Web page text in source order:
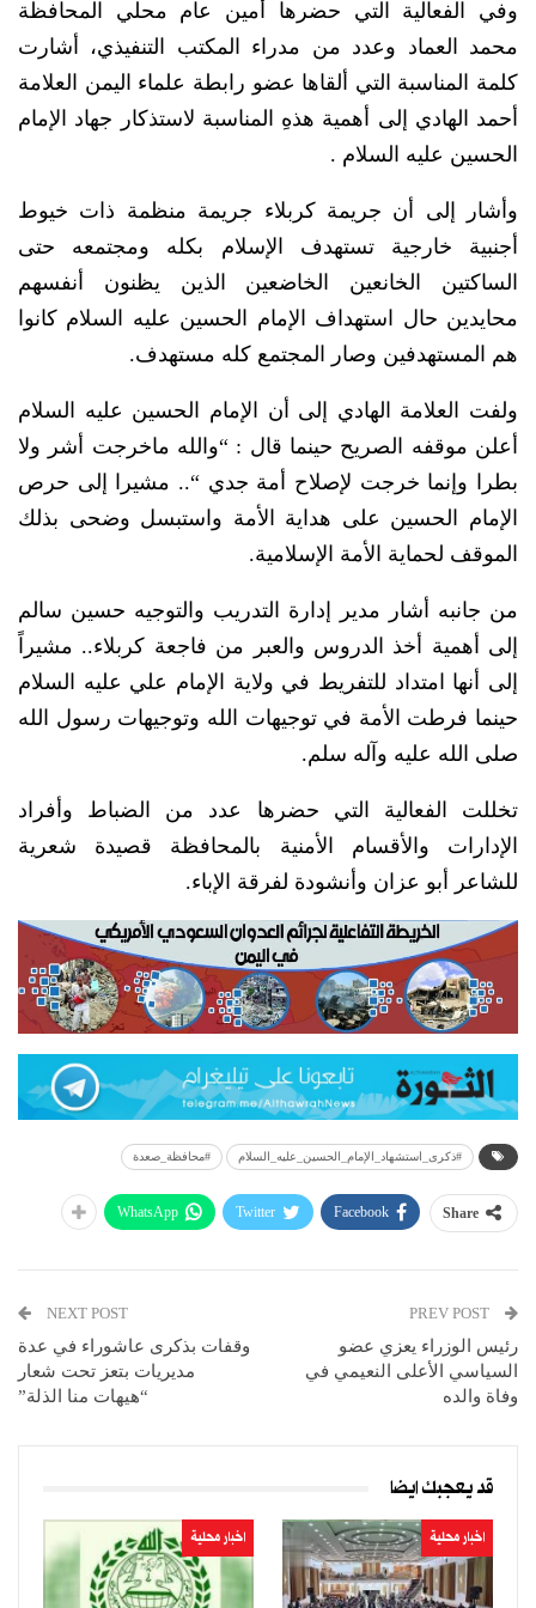
وفي الفعالية التي حضرها أمين عام محلي المحافظة
محمد العماد وعدد من مدراء المكتب التنفيذي، أشارت
كلمة المناسبة التي ألقاها عضو رابطة علماء اليمن العلامة
أحمد الهادي إلى أهمية هذهِ المناسبة لاستذكار جهاد الإمام
الحسين عليه السلام .
وأشار إلى أن جريمة كربلاء جريمة منظمة ذات خيوط
أجنبية خارجية تستهدف الإسلام بكله ومجتمعه حتى
الساكتين الخانعين الخاضعين الذين يظنون أنفسهم
محايدين حال استهداف الإمام الحسين عليه السلام كانوا
هم المستهدفين وصار المجتمع كله مستهدف.
ولفت العلامة الهادي إلى أن الإمام الحسين عليه السلام
أعلن موقفه الصريح حينما قال : “والله ماخرجت أشر ولا
بطرا وإنما خرجت لإصلاح أمة جدي “.. مشيرا إلى حرص
الإمام الحسين على هداية الأمة واستبسل وضحى بذلك
الموقف لحماية الأمة الإسلامية.
من جانبه أشار مدير إدارة التدريب والتوجيه حسين سالم
إلى أهمية أخذ الدروس والعبر من فاجعة كربلاء.. مشيراً
إلى أنها امتداد للتفريط في ولاية الإمام علي عليه السلام
حينما فرطت الأمة في توجيهات الله وتوجيهات رسول الله
صلى الله عليه وآله سلم.
تخللت الفعالية التي حضرها عدد من الضباط وأفراد
الإدارات والأقسام الأمنية بالمحافظة قصيدة شعرية
للشاعر أبو عزان وأنشودة لفرقة الإباء.
#ذكرى_استشهاد_الإمام_الحسين_عليه_السلام #محافظة_صعدة
Share
Facebook
Twitter
WhatsApp
رئيس الوزراء يعزي عضو
السياسي الأعلى النعيمي في
وفاة والده
NEXT POST
وقفات بذكرى عاشوراء في عدة
مديريات بتعز تحت شعار
“هيهات منا الذلة”
قد يعجبك ايضا
اخبار محلية اخبار محلية